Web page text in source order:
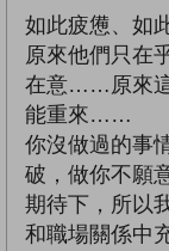
如此疲憊、如
原來他們只在
在意……原來這
能重來……
你沒做過的事
破，做你不願
期待下，所以
和職場關係中